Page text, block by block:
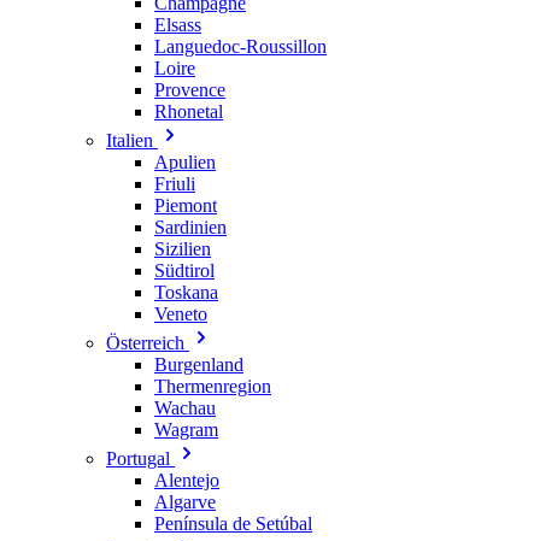
Elsass
Languedoc-Roussillon
Loire
Provence
Rhonetal
Italien
Apulien
Friuli
Piemont
Sardinien
Sizilien
Südtirol
Toskana
Veneto
Österreich
Burgenland
Thermenregion
Wachau
Wagram
Portugal
Alentejo
Algarve
Península de Setúbal